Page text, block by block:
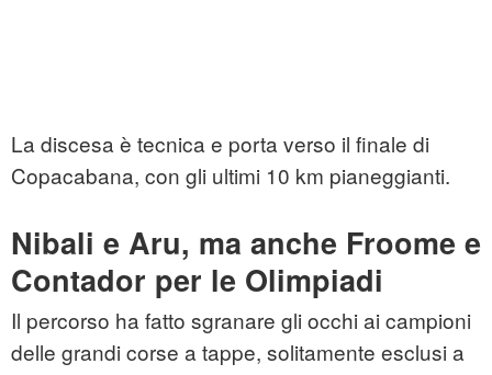
La discesa è tecnica e porta verso il finale di
Copacabana, con gli ultimi 10 km pianeggianti.
Nibali e Aru, ma anche Froome e
Contador per le Olimpiadi
Il percorso ha fatto sgranare gli occhi ai campioni
delle grandi corse a tappe, solitamente esclusi a